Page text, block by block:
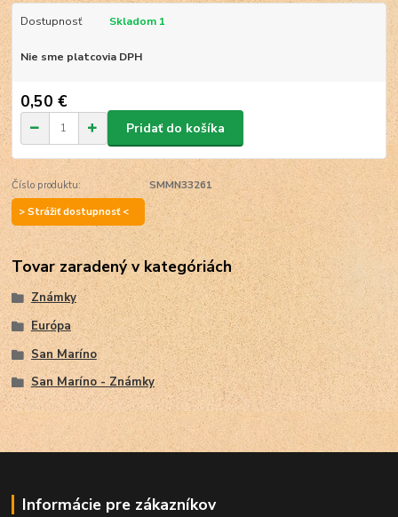
Dostupnosť Skladom 1
Nie sme platcovia DPH
0,50 €
Pridať do košíka
Číslo produktu:
SMMN33261
> Strážiť dostupnosť <
Tovar zaradený v kategóriách
Známky
Európa
San Maríno
San Maríno - Známky
Informácie pre zákazníkov